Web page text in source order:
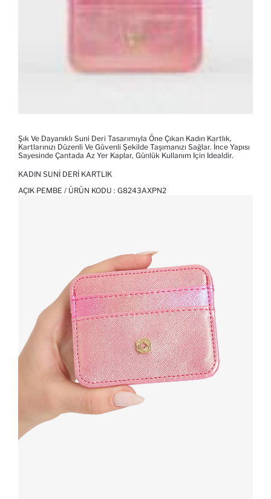
Şık Ve Dayanıklı Suni Deri Tasarımıyla Öne Çıkan Kadın Kartlık,
Kartlarınızı Düzenli Ve Güvenli Şekilde Taşımanızı Sağlar. İnce Yapısı
Sayesinde Çantada Az Yer Kaplar, Günlük Kullanım Için Idealdir.
KADIN SUNI DERI KARTLIK
AÇIK PEMBE / ÜRÜN KODU : G8243AXPN2